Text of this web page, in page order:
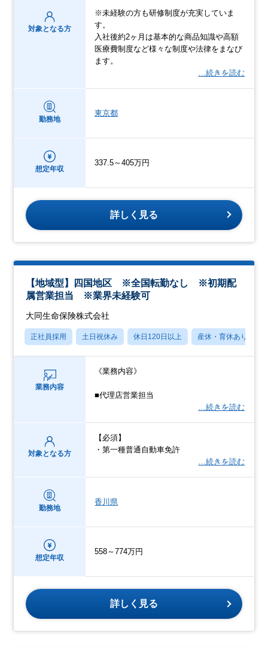
対象となる方
※未経験の方も研修制度が充実していま
す。
入社後約2ヶ月は基本的な商品知識や高額
医療費制度など様々な制度や法律をまなび
ます。
…続きを読む
勤務地
東京都
想定年収
337.5～405万円
詳しく見る
【地域型】四国地区 ※全国転勤なし ※初期配
属営業担当 ※業界未経験可
大同生命保険株式会社
正社員採用 土日祝休み 休日120日以上 産休・育休あり
業務内容
《業務内容》
■代理店営業担当
…続きを読む
対象となる方
【必須】
・第一種普通自動車免許
…続きを読む
勤務地
香川県
想定年収
558～774万円
詳しく見る